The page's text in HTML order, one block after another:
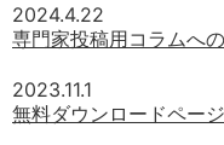
2024.4.22
専門家投稿用コラムへ
2023.11.1
無料ダウンロードペー